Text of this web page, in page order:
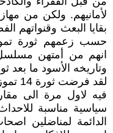
لأمانيهم. ولكن من
بقايا البعث وقنواتهم
حسب زعمهم ثورة
انهم من أمتهن مسلسل
وتاريخه الأسود ما بعد ثورة 14
فيه لاول مرة الى
سياسية مناسبة
الدائمة لمناضلين